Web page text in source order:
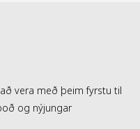
vera með þeim fyrstu til
og nýjungar